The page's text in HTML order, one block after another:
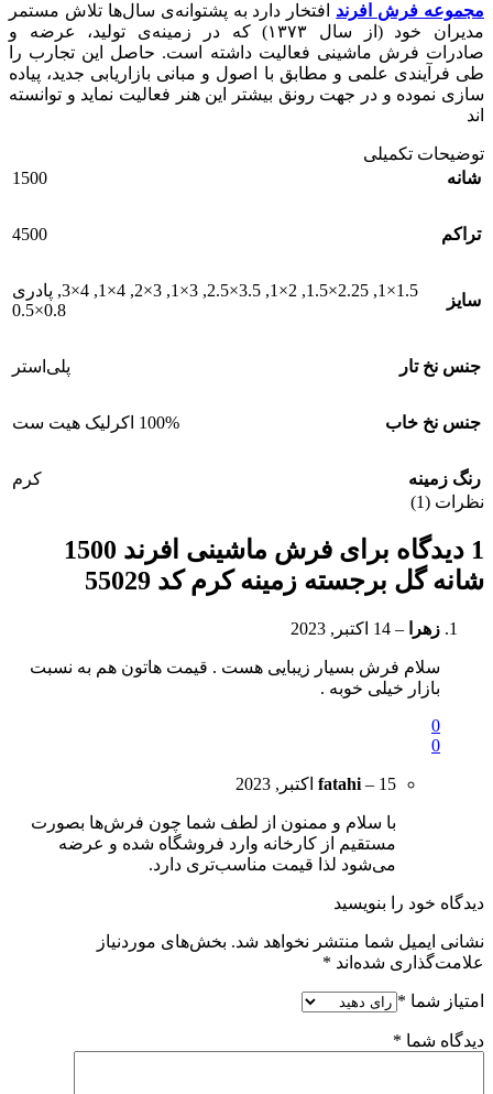
مجموعه فرش افرند افتخار دارد به پشتوانه‌ی سال‌ها تلاش مستمر
مدیران خود (از سال ۱۳۷۳) که در زمینه‌ی تولید، عرضه و
صادرات فرش ماشینی فعالیت داشته است. حاصل این تجارب را
طی فرآیندی علمی و مطابق با اصول و مبانی بازاریابی جدید، پیاده
سازی نموده و در جهت رونق بیشتر این هنر فعالیت نماید و توانسته
اند
توضیحات تکمیلی
شانه
1500
تراکم 4500
سایز
1.5×1
,
2.25×1.5
,
2×1
,
3.5×2.5
,
3×1
,
3×2
,
4×1
,
4×3
, پادری
0.8×0.5
جنس نخ تار پلی‌استر
جنس نخ خاب 100% اکرلیک هیت ست
رنگ زمینه
کرم
نظرات (1)
1 دیدگاه برای
فرش ماشینی افرند 1500
شانه گل برجسته زمینه کرم کد 55029
زهرا – 14 اکتبر, 2023
سلام فرش بسیار زیبایی هست . قیمت هاتون هم به نسبت
بازار خیلی خوبه .
0
0
fatahi – 15 اکتبر, 2023
با سلام و ممنون از لطف شما چون فرش‌ها بصورت
مستقیم از کارخانه وارد فروشگاه شده و عرضه
می‌شود لذا قیمت مناسب‌تری دارد.
دیدگاه خود را بنویسید
نشانی ایمیل شما منتشر نخواهد شد. بخش‌های موردنیاز
علامت‌گذاری شده‌اند *
امتیاز شما *
دیدگاه شما *